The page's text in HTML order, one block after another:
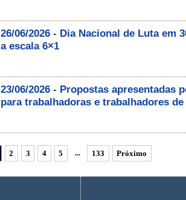
26/06/2026 - Dia Nacional de Luta em
a escala 6×1
23/06/2026 - Propostas apresentadas
para trabalhadoras e trabalhadores
2 3 4 5 ... 133 Próximo